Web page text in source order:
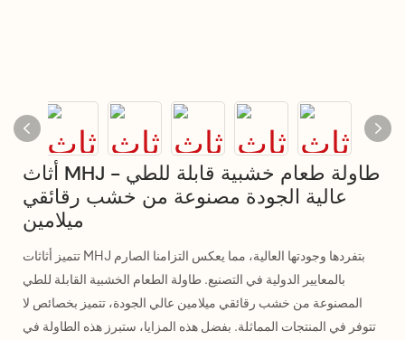
أثاث MHJ - طاولة طعام خشبية قابلة للطي
عالية الجودة مصنوعة من خشب رقائقي
ميلامين
تتميز أثاثات MHJ بتفردها وجودتها العالية، مما يعكس التزامنا الصارم
بالمعايير الدولية في التصنيع. طاولة الطعام الخشبية القابلة للطي
المصنوعة من خشب رقائقي ميلامين عالي الجودة، تتميز بخصائص لا
تتوفر في المنتجات المماثلة. بفضل هذه المزايا، ستبرز هذه الطاولة في